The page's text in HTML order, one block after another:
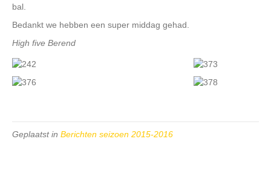
bal.
Bedankt we hebben een super middag gehad.
High five Berend
Geplaatst in Berichten seizoen 2015-2016